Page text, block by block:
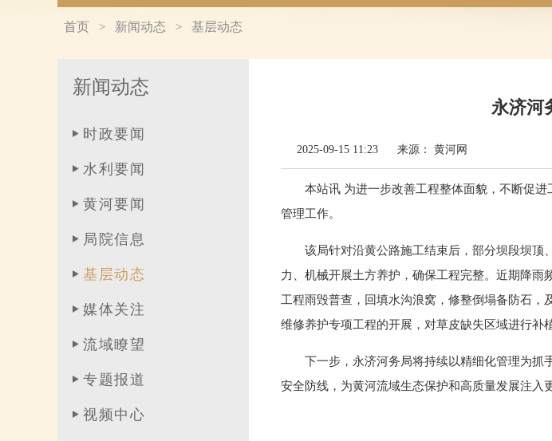
首页 > 新闻动态 > 基层动态
新闻动态
时政要闻
水利要闻
黄河要闻
局院信息
基层动态
媒体关注
流域瞭望
专题报道
视频中心
永济河
2025-09-15 11:23 来源： 黄河网
本站讯 为进一步改善工程整体面貌，不断促
管理工作。
该局针对沿黄公路施工结束后，部分坝段坝顶
力、机械开展土方养护，确保工程完整。近期降
工程雨毁普查，回填水沟浪窝，修整倒塌备防石
维修养护专项工程的开展，对草皮缺失区域进行补
下一步，永济河务局将持续以精细化管理为抓
安全防线，为黄河流域生态保护和高质量发展注入